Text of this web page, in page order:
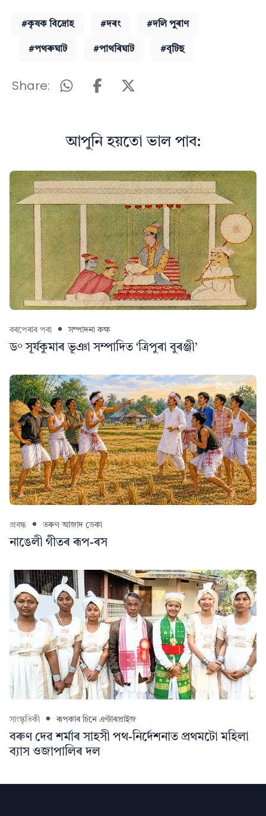
#কৃষক বিদ্ৰোহ #দৰং #দলি পুৰাণ
#পথৰুঘাট #পাথৰিঘাট #বৃটিছ
Share:
আপুনি হয়তো ভাল পাব:
বৰপেৰাৰ পৰা সম্পাদনা কক্ষ
ড° সূৰ্যকুমাৰ ভূঞা সম্পাদিত ‘ত্ৰিপুৰা বুৰঞ্জী’
প্ৰবন্ধ তৰুণ আজাদ ডেকা
নাঙেলী গীতৰ ৰূপ-ৰস
সাংস্কৃতিকী ৰূপকাৰ চিনে এণ্টাৰপ্ৰাইজ
বৰুণ দেৱ শৰ্মাৰ সাহসী পথ-নিৰ্দেশনাত প্ৰথমটো মহিলা
ব্যাস ওজাপালিৰ দল